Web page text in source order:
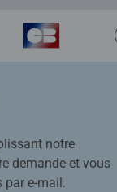
notre
demande et vous
par e-mail.